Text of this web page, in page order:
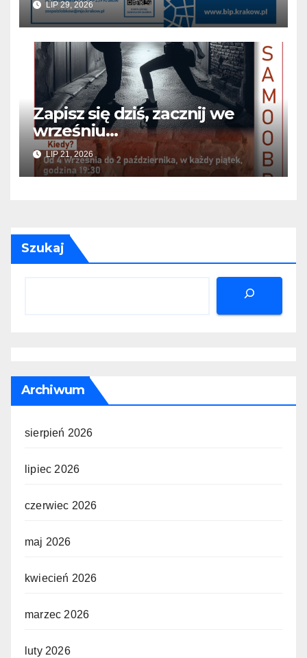
LIP 29, 2026
Zapisz się dziś, zacznij we
wrześniu…
LIP 21, 2026
Szukaj
Archiwum
sierpień 2026
lipiec 2026
czerwiec 2026
maj 2026
kwiecień 2026
marzec 2026
luty 2026